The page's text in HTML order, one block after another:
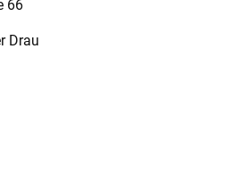
66
Drau